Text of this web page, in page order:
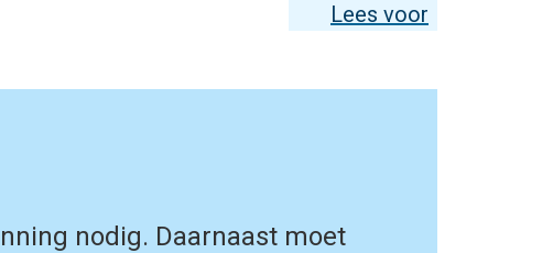
Lees voor
nodig. Daarnaast moet